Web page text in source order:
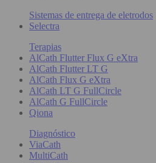
Sistemas de entrega de eletrodos
Selectra
Terapias
AlCath Flutter Flux G eXtra
AlCath Flutter LT G
AlCath Flux G eXtra
AlCath LT G FullCircle
AlCath G FullCircle
Qiona
Diagnóstico
ViaCath
MultiCath